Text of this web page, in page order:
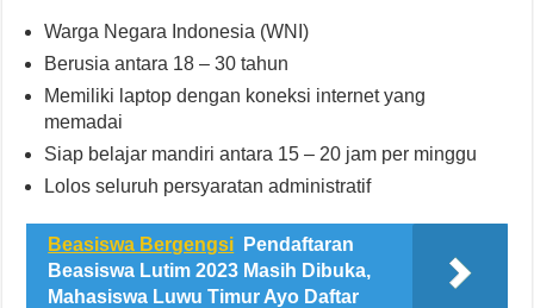
Warga Negara Indonesia (WNI)
Berusia antara 18 – 30 tahun
Memiliki laptop dengan koneksi internet yang
memadai
Siap belajar mandiri antara 15 – 20 jam per minggu
Lolos seluruh persyaratan administratif
Beasiswa Bergengsi
Pendaftaran
Beasiswa Lutim 2023 Masih Dibuka,
Mahasiswa Luwu Timur Ayo Daftar